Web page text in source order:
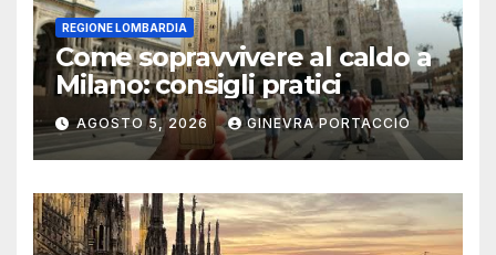
REGIONE LOMBARDIA
Come sopravvivere al caldo a
Milano: consigli pratici
AGOSTO 5, 2026 GINEVRA PORTACCIO